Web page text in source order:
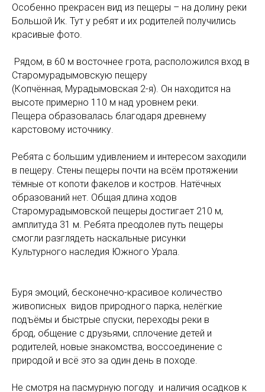
Особенно прекрасен вид из пещеры – на долину реки
Большой Ик. Тут у ребят и их родителей получились
красивые фото.
Рядом, в 60 м восточнее грота, расположился вход в
Старомурадымовскую пещеру
(Копчённая, Мурадымовская 2-я). Он находится на
высоте примерно 110 м над уровнем реки.
Пещера образовалась благодаря древнему
карстовому источнику.
Ребята с большим удивлением и интересом заходили
в пещеру. Стены пещеры почти на всём протяжении
тёмные от копоти факелов и костров. Натёчных
образований нет. Общая длина ходов
Старомурадымовской пещеры достигает 210 м,
амплитуда 31 м. Ребята преодолев путь пещеры
смогли разглядеть наскальные рисунки
Культурного наследия Южного Урала.
Буря эмоций, бесконечно-красивое количество
живописных видов природного парка, нелёгкие
подъёмы и быстрые спуски, переходы реки в
брод, общение с друзьями, сплочение детей и
родителей, новые знакомства, воссоединение с
природой и всё это за один день в походе.
Не смотря на пасмурную погоду и наличия осадков к